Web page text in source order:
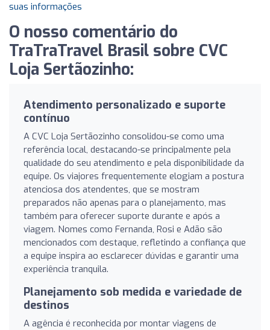
suas informações
O nosso comentário do
TraTraTravel Brasil sobre CVC
Loja Sertãozinho:
Atendimento personalizado e suporte
contínuo
A CVC Loja Sertãozinho consolidou-se como uma
referência local, destacando-se principalmente pela
qualidade do seu atendimento e pela disponibilidade da
equipe. Os viajores frequentemente elogiam a postura
atenciosa dos atendentes, que se mostram
preparados não apenas para o planejamento, mas
também para oferecer suporte durante e após a
viagem. Nomes como Fernanda, Rosi e Adão são
mencionados com destaque, refletindo a confiança que
a equipe inspira ao esclarecer dúvidas e garantir uma
experiência tranquila.
Planejamento sob medida e variedade de
destinos
A agência é reconhecida por montar viagens de